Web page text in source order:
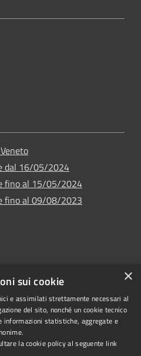
dal 16/05/2024
fino al 15/05/2024
fino al 09/08/2023
Copyright © 2024
•Comune di Vigo di
×
sui cookie
e assimilati strettamente necessari al
del sito, nonché un cookie tecnico
informazioni statistiche, aggregate e
la cookie policy al seguente link